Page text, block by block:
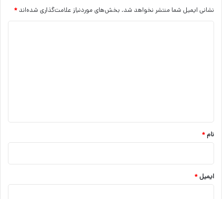
نشانی ایمیل شما منتشر نخواهد شد. بخش‌های موردنیاز علامت‌گذاری شده‌اند *
نام *
ایمیل *